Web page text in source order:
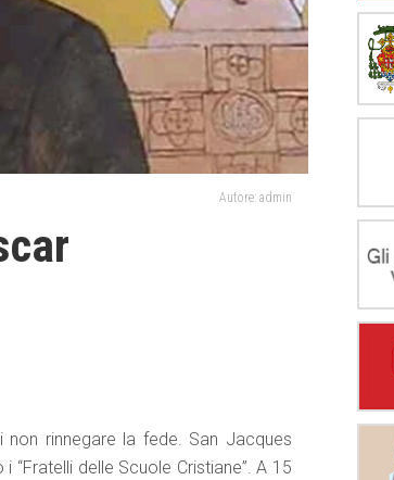
Autore: admin
rinnegare la fede. San Jacques
delle Scuole Cristiane”. A 15